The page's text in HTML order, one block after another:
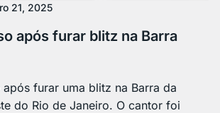
21, 2025
após furar blitz na Barra
furar uma blitz na Barra da
do Rio de Janeiro. O cantor foi